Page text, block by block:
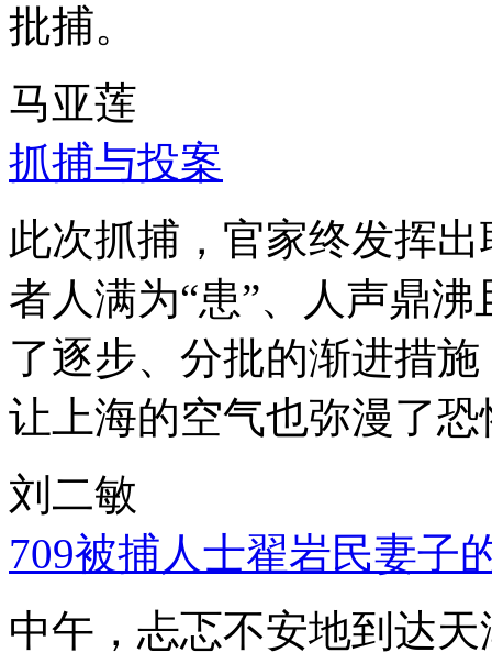
批捕。
马亚莲
抓捕与投案
此次抓捕，官家终发挥
者人满为“患”、人声鼎
了逐步、分批的渐进措
让上海的空气也弥漫了
刘二敏
709被捕人士翟岩民妻子
中午，忐忑不安地到达